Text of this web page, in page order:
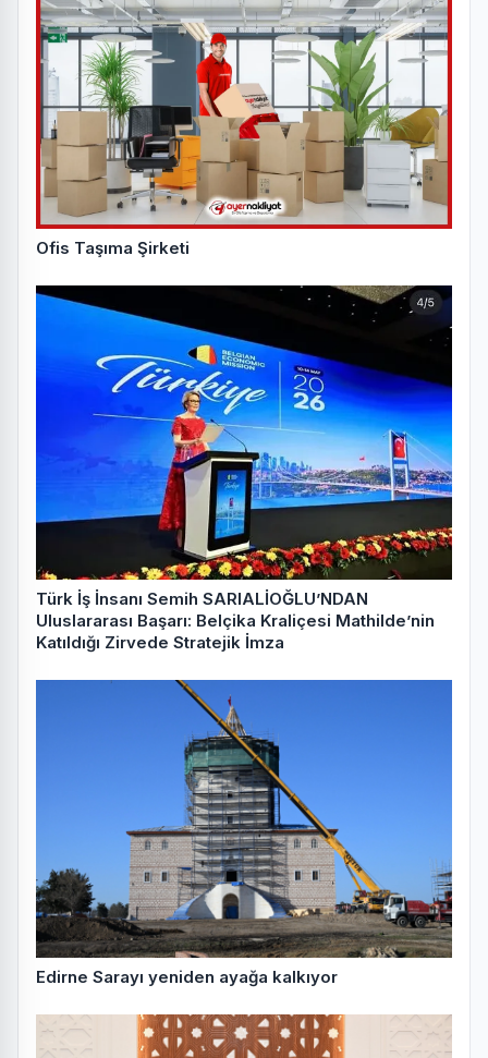
Ofis Taşıma Şirketi
Türk İş İnsanı Semih SARIALİOĞLU’NDAN
Uluslararası Başarı: Belçika Kraliçesi Mathilde’nin
Katıldığı Zirvede Stratejik İmza
Edirne Sarayı yeniden ayağa kalkıyor